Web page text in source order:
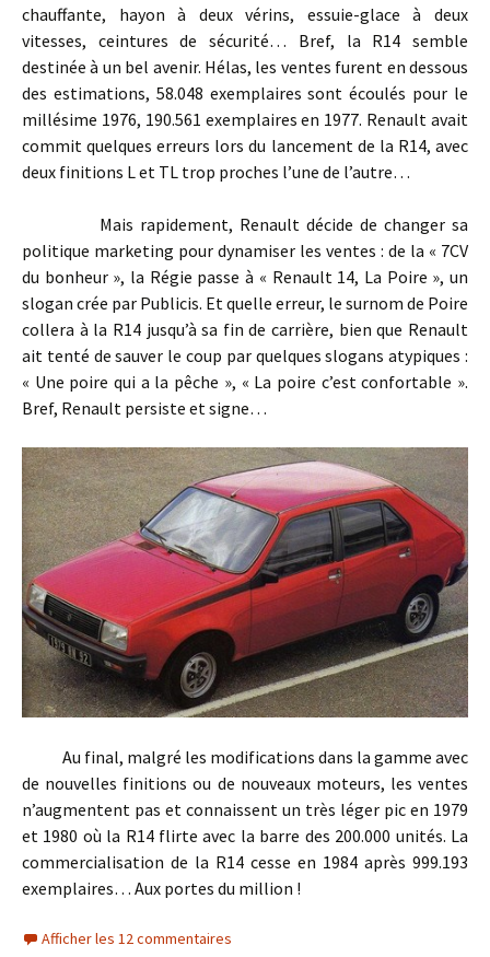
chauffante, hayon à deux vérins, essuie-glace à deux
vitesses, ceintures de sécurité… Bref, la R14 semble
destinée à un bel avenir. Hélas, les ventes furent en dessous
des estimations, 58.048 exemplaires sont écoulés pour le
millésime 1976, 190.561 exemplaires en 1977. Renault avait
commit quelques erreurs lors du lancement de la R14, avec
deux finitions L et TL trop proches l’une de l’autre…
Mais rapidement, Renault décide de changer sa
politique marketing pour dynamiser les ventes : de la « 7CV
du bonheur », la Régie passe à « Renault 14, La Poire », un
slogan crée par Publicis. Et quelle erreur, le surnom de Poire
collera à la R14 jusqu’à sa fin de carrière, bien que Renault
ait tenté de sauver le coup par quelques slogans atypiques :
« Une poire qui a la pêche », « La poire c’est confortable ».
Bref, Renault persiste et signe…
Au final, malgré les modifications dans la gamme avec
de nouvelles finitions ou de nouveaux moteurs, les ventes
n’augmentent pas et connaissent un très léger pic en 1979
et 1980 où la R14 flirte avec la barre des 200.000 unités. La
commercialisation de la R14 cesse en 1984 après 999.193
exemplaires… Aux portes du million !
Afficher les 12 commentaires